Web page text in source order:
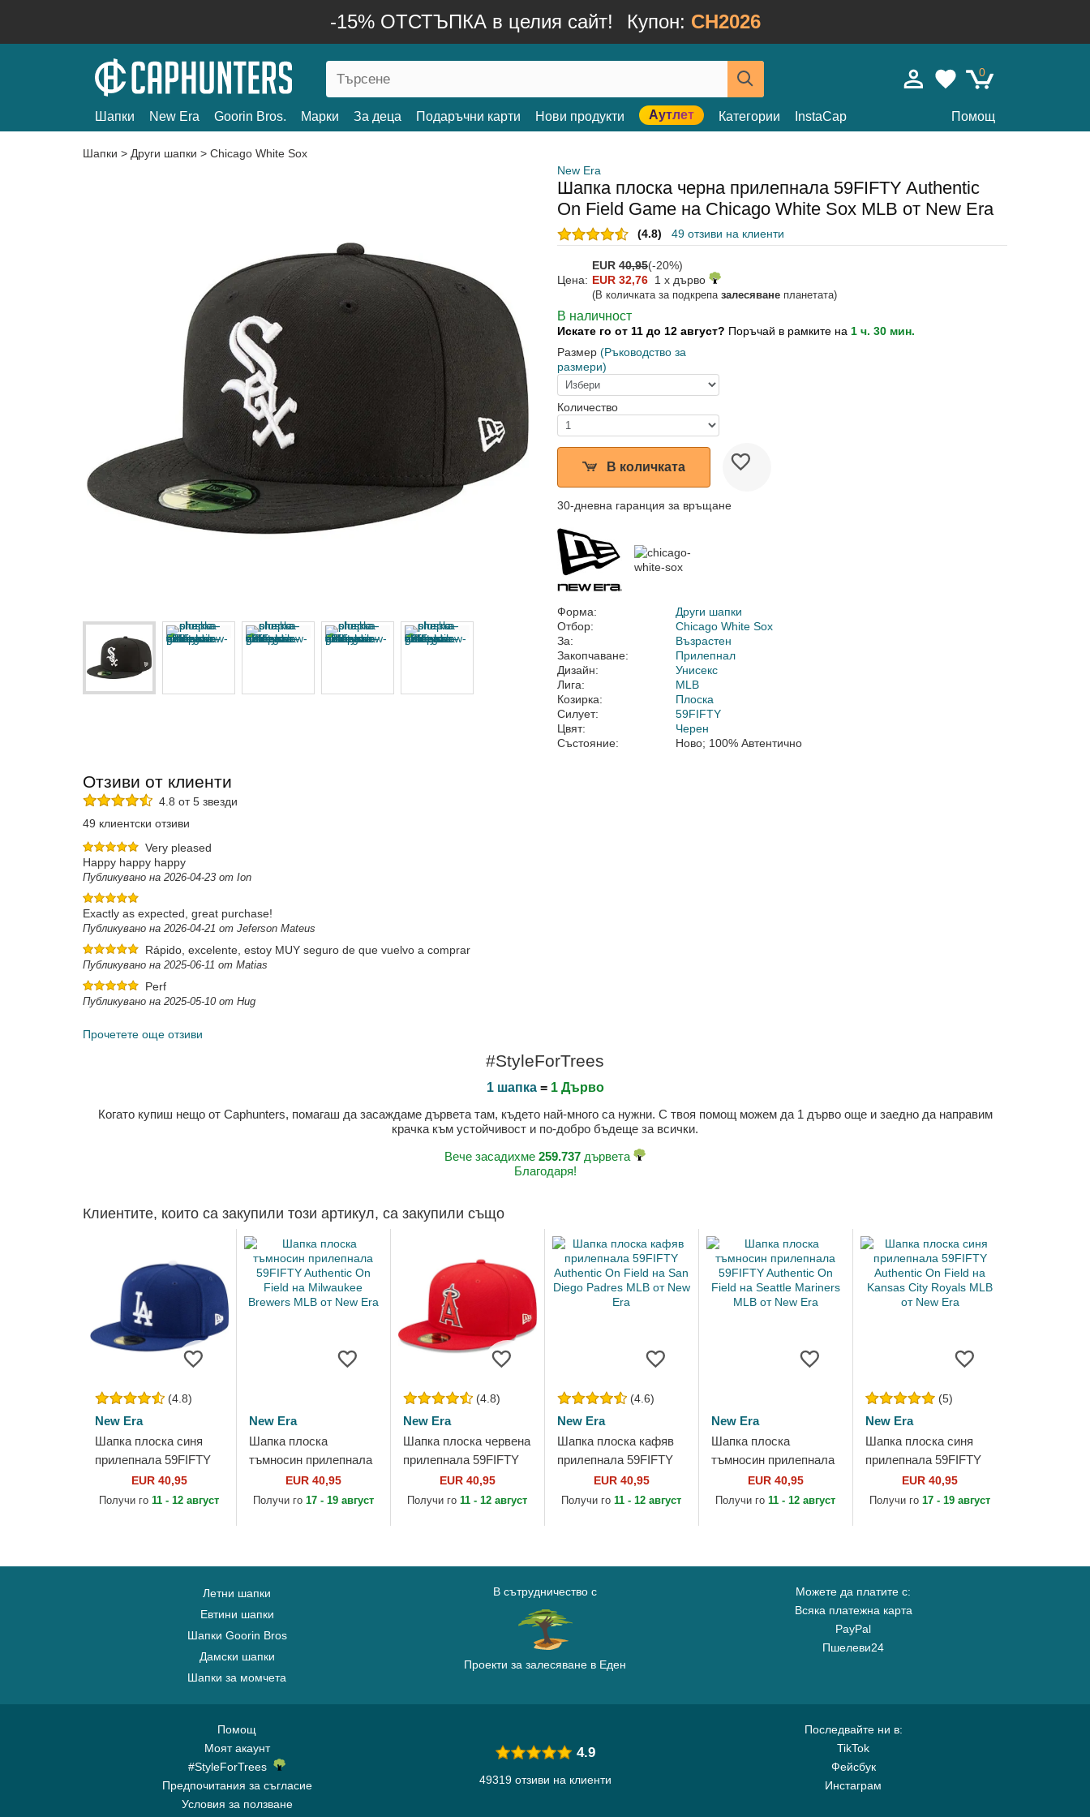
-15% ОТСТЪПКА в целия сайт! Купон: CH2026
0
Шапки New Era Goorin Bros. Марки За деца Подаръчни карти Нови продукти Аутлет Категории InstaCap Помощ
Шапки > Други шапки > Chicago White Sox
New Era
Шапка плоска черна прилепнала 59FIFTY Authentic
On Field Game на Chicago White Sox MLB от New Era
(4.8) 49 отзиви на клиенти
EUR 40,95(-20%)
Цена: EUR 32,76 1 x дърво
(В количката за подкрепа залесяване планетата)
В наличност
Искате го от 11 до 12 август? Поръчай в рамките на 1 ч. 30 мин.
Размер (Ръководство за
размери)
Количество
В количката
30-дневна гаранция за връщане
Форма:
Други шапки
Отбор:
Chicago White Sox
За:
Възрастен
Закопчаване:
Прилепнал
Дизайн:
Унисекс
Лига:
MLB
Козирка:
Плоска
Силует:
59FIFTY
Цвят:
Черен
Състояние:
Ново; 100% Автентично
Отзиви от клиенти
4.8 от 5 звезди
49 клиентски отзиви
Very pleased
Happy happy happy
Публикувано на 2026-04-23 от Ion
Exactly as expected, great purchase!
Публикувано на 2026-04-21 от Jeferson Mateus
Rápido, excelente, estoy MUY seguro de que vuelvo a comprar
Публикувано на 2025-06-11 от Matias
Perf
Публикувано на 2025-05-10 от Hug
Прочетете още отзиви
#StyleForTrees
1 шапка= 1 Дърво
Когато купиш нещо от Caphunters, помагаш да засаждаме дървета там, където най-много са нужни. С твоя помощ можем да 1 дърво още и заедно да направим
крачка към устойчивост и по-добро бъдеще за всички.
Вече засадихме 259.737 дървета
Благодаря!
Клиентите, които са закупили този артикул, са закупили също
(4.8)
New Era
Шапка плоска синя
прилепнала 59FIFTY
Authentic On Field
Game на Los Angeles
EUR 40,95
Получи го11 - 12 август
New Era
Шапка плоска
тъмносин прилепнала
59FIFTY Authentic On
Field на Milwaukee
EUR 40,95
Получи го 17 - 19 август
(4.8)
New Era
Шапка плоска червена
прилепнала 59FIFTY
Authentic On Field на
Los Angeles Angels
EUR 40,95
Получи го11 - 12 август
(4.6)
New Era
Шапка плоска кафяв
прилепнала 59FIFTY
Authentic On Field на
San Diego Padres MLB
EUR 40,95
Получи го11 - 12 август
New Era
Шапка плоска
тъмносин прилепнала
59FIFTY Authentic On
Field на Seattle
EUR 40,95
Получи го11 - 12 август
(5)
New Era
Шапка плоска синя
прилепнала 59FIFTY
Authentic On Field на
Kansas City Royals
EUR 40,95
Получи го17 - 19 август
Летни шапки
Евтини шапки
Шапки Goorin Bros
Дамски шапки
Шапки за момчета
В сътрудничество с
Проекти за залесяване в Еден
Можете да платите с:
Всяка платежна карта
PayPal
Пшелеви24
Помощ
Моят акаунт
#StyleForTrees
Предпочитания за съгласие
Условия за ползване
Последвайте ни в:
TikTok
Фейсбук
Инстаграм
4.9
49319 отзиви на клиенти